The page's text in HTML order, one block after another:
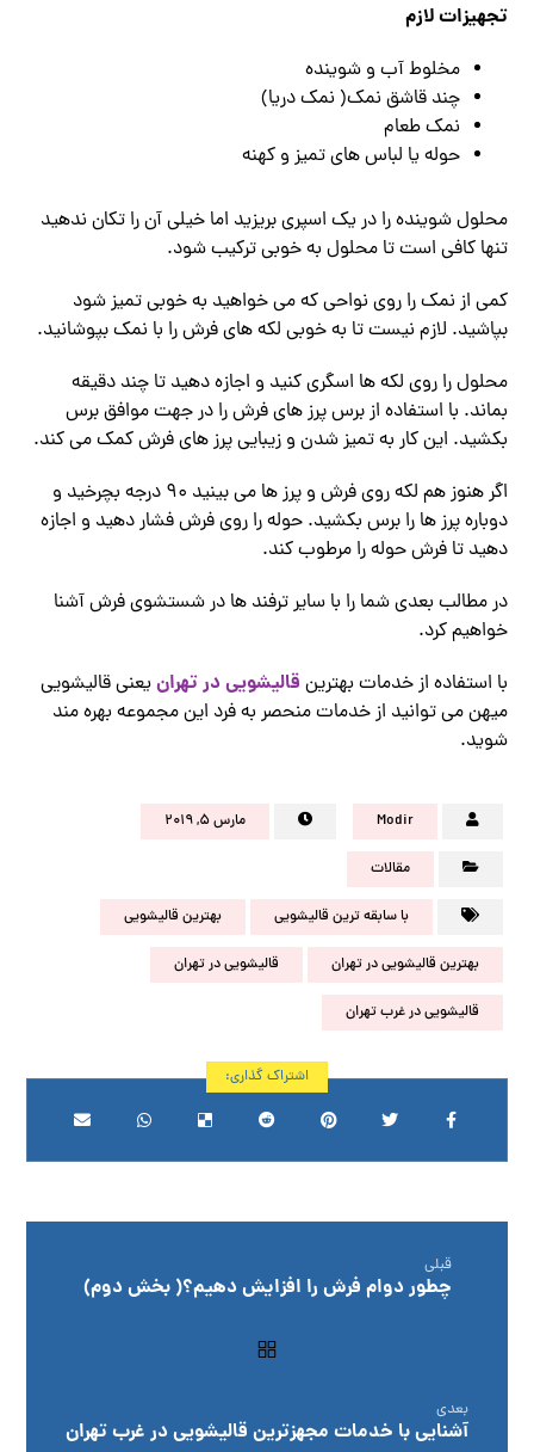
تجهیزات لازم
مخلوط آب و شوینده
چند قاشق نمک( نمک دریا)
نمک طعام
حوله یا لباس های تمیز و کهنه
محلول شوینده را در یک اسپری بریزید اما خیلی آن را تکان ندهید
تنها کافی است تا محلول به خوبی ترکیب شود.
کمی از نمک را روی نواحی که می خواهید به خوبی تمیز شود
بپاشید. لازم نیست تا به خوبی لکه های فرش را با نمک بپوشانید.
محلول را روی لکه ها اسگری کنید و اجازه دهید تا چند دقیقه
بماند. با استفاده از برس پرز های فرش را در جهت موافق برس
بکشید. این کار به تمیز شدن و زیبایی پرز های فرش کمک می کند.
اگر هنوز هم لکه روی فرش و پرز ها می بینید 90 درجه بچرخید و
دوباره پرز ها را برس بکشید. حوله را روی فرش فشار دهید و اجازه
دهید تا فرش حوله را مرطوب کند.
در مطالب بعدی شما را با سایر ترفند ها در شستشوی فرش آشنا
خواهیم کرد.
با استفاده از خدمات بهترین قالیشویی در تهرانیعنی قالیشویی
میهن می توانید از خدمات منحصر به فرد این مجموعه بهره مند
شوید.
Modir مارس ۵, ۲۰۱۹
مقالات
با سابقه ترین قالیشویی بهترین قالیشویی
بهترین قالیشویی در تهران قالیشویی در تهران
قالیشویی در غرب تهران
قبلی
چطور دوام فرش را افزایش دهیم؟( بخش دوم)
بعدی
آشنایی با خدمات مجهزترین قالیشویی در غرب تهران